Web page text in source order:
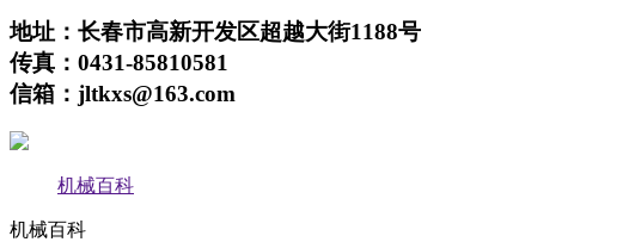
地址：长春市高新开发区超越大街1188号
传真：0431-85810581
信箱：jltkxs@163.com
机械百科
机械百科